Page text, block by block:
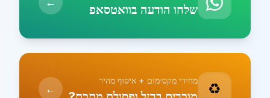
שלחו הודעה בוואטסאפ
♻️ מחירי מקסימום + איסוף מהיר
←